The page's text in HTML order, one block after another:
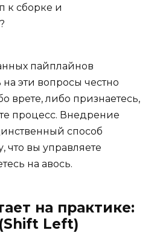
к сборке и
пайплайнов
на эти вопросы честно
врете, либо признаетесь,
процесс. Внедрение
способ
что вы управляете
на авось.
на практике:
Left)